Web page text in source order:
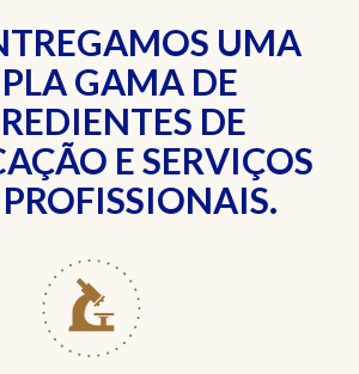
UMA
GAMA DE
DE
E SERVIÇOS